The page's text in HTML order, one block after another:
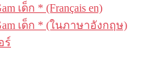
เด็ก * (Français en)
เด็ก * (ในภาษาอังกฤษ)
ร์